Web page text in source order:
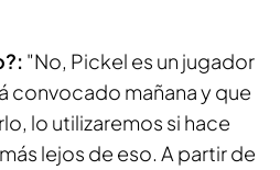
"No, Pickel es un jugador
convocado mañana y que
lo utilizaremos si hace
lejos de eso. A partir de